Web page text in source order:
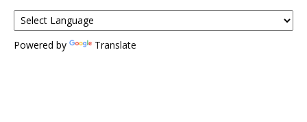
Powered by Translate